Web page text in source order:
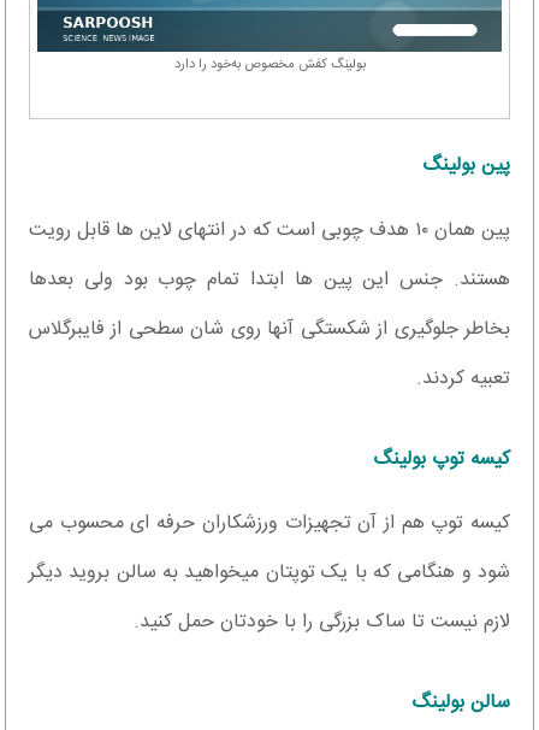
بولینگ کفش مخصوص به‌خود را دارد
پین بولینگ
پین همان ۱۰ هدف چوبی است که در انتهای لاین ها قابل رویت
هستند. جنس این پین ها ابتدا تمام چوب بود ولی بعدها
بخاطر جلوگیری از شکستگی آنها روی شان سطحی از فایبرگلاس
تعبیه کردند.
کیسه توپ بولینگ
کیسه توپ هم از آن تجهيزات ورزشکاران حرفه ای محسوب می
شود و هنگامی که با یک توپتان میخواهید به سالن بروید ديگر
لازم نیست تا ساک بزرگی را با خودتان حمل کنید.
سالن بولینگ